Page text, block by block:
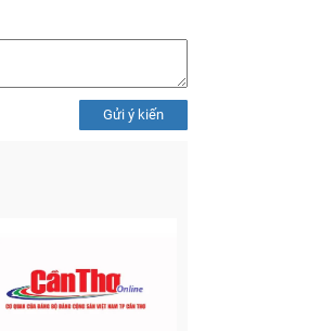
Gửi ý kiến